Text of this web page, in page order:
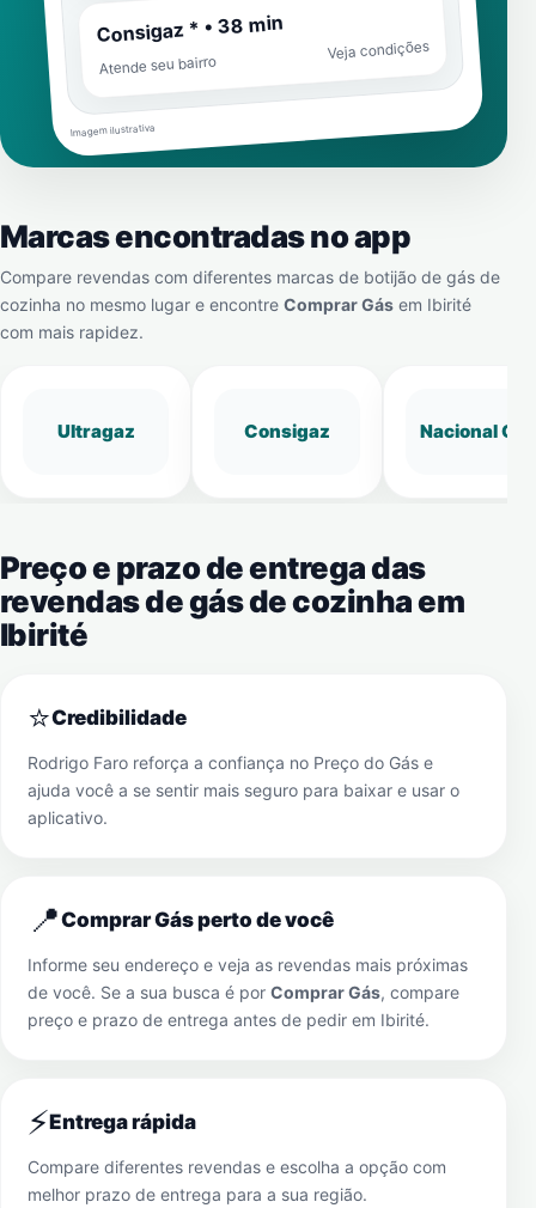
Consigaz * • 38 min
Atende seu bairro
Veja condições
Imagem ilustrativa
Marcas encontradas no app
Compare revendas com diferentes marcas de botijão de gás de
cozinha no mesmo lugar e encontre Comprar Gás em Ibirité
com mais rapidez.
Ultragaz Consigaz Nacional Gás
Preço e prazo de entrega das
revendas de gás de cozinha em
Ibirité
⭐Credibilidade
Rodrigo Faro reforça a confiança no Preço do Gás e
ajuda você a se sentir mais seguro para baixar e usar o
aplicativo.
📍Comprar Gás perto de você
Informe seu endereço e veja as revendas mais próximas
de você. Se a sua busca é por Comprar Gás, compare
preço e prazo de entrega antes de pedir em Ibirité.
⚡Entrega rápida
Compare diferentes revendas e escolha a opção com
melhor prazo de entrega para a sua região.